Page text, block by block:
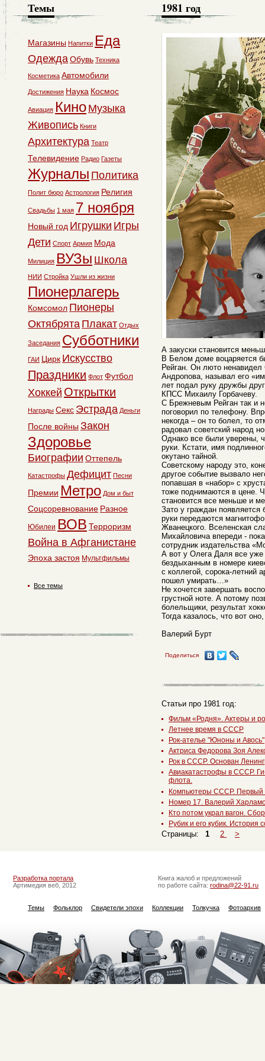
1981 год
А закуски становится
В Белом доме воцаряется
Рейган. Он люто
Андропова, называл его
лет подал руку дружбы
КПСС Михаилу Горбачеву.
С Брежневым Рейган так и
поговорил по телефону.
некогда – он то болел, то
радовал советский народ
Однако все были уверены,
руки. Кстати, имя
окутано тайной.
Советскому народу это,
другое событие вызвало
попавшая в «набор» с
тоже поднимаются в цене.
становится все меньше и
Зато у граждан
руки передаются
Жванецкого. Вселенская
Михайловича впереди -
сотрудник издательства
А вот у Олега Даля все
бездыханным в номере
с коллегой, сорока-летний
пошел умирать…»
Не хочется завершать
грустной ноте. А потому
болельщики, результат
Тогда казалось, что вот
Валерий Бурт
Поделиться
Статьи про 1981 год:
Фильм «Родня». Актеры и
Летнее время в СССР
Рок-ателье "Юноны и Авось"
Актриса Федорова Зоя
Рок в СССР. Основан
Авиакатастрофы в СССР.
флота.
Компьютеры СССР. Первый
Номер 17. Валерий
Кто потом украл вагон.
Рубик и его кубик. История
Страницы: 1 2 >
Темы
Магазины Напитки Еда
ОдеждаОбувь Техника
Косметика Автомобили
Достижения Наука Космос
Авиация Кино Музыка
Живопись Книги
Архитектура Театр
Телевидение Радио Газеты
Журналы Политика
Полит бюро Астрология Религия
Свадьбы 1 мая 7 ноября
Новый год Игрушки Игры
Дети Спорт Армия Мода
Милиция ВУЗы Школа
НИИ Стройка Ушли из жизни
Пионерлагерь
Комсомол Пионеры
Октябрята Плакат Отдых
Заседания Субботники
ГАИ Цирк Искусство
Праздники Флот Футбол
Хоккей Открытки
Награды Секс Эстрада Деньги
После войны Закон
Здоровье
Биографии Оттепель
Катастрофы Дефицит Песни
Премии Метро Дом и быт
Соцсоревнование Разное
Юбилеи ВОВ Терроризм
Война в Афганистане
Эпоха застоя Мультфильмы
Все темы
Разработка портала
Артимедия веб, 2012
Книга жалоб и предложений
по работе сайта: rodina@22-91.ru
Темы Фольклор Свидетели эпохи Коллекции Толкучка Фотоархив